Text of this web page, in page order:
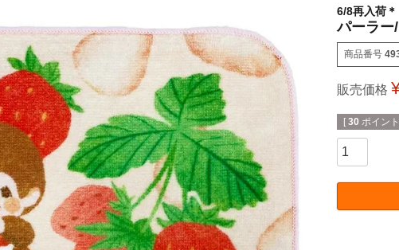
6/8再入荷＊
パーラー
商品番号
販売価格
[ 30 ポイン